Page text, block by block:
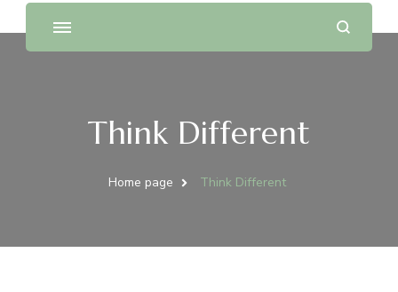
Think Different
Home page Think Different